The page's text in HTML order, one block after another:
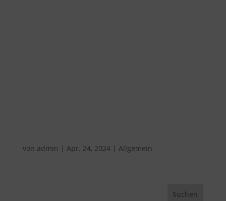
von admin | Apr. 24, 2024| Allgemein
Suchen